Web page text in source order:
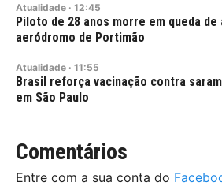
Atualidade · 12:45
Piloto de 28 anos morre em queda de
aeródromo de Portimão
Atualidade · 11:55
Brasil reforça vacinação contra
em São Paulo
Comentários
Entre com a sua conta do